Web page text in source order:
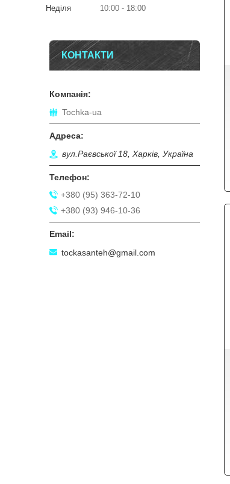
Неділя
10:00 18:00
КОНТАКТИ
Tochka-ua
вул.Раєвської 18, Харків, Україна
+380 (95) 363-72-10
+380 (93) 946-10-36
tockasanteh@gmail.com